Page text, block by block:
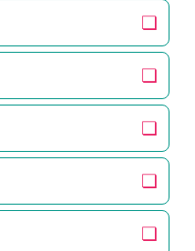
❏
❏
❏
❏
❏